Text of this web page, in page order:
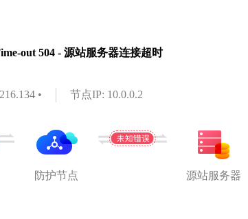
out 504 - 源站服务器连接超时
• 节点IP: 10.0.0.2
防护节点 源站服务器